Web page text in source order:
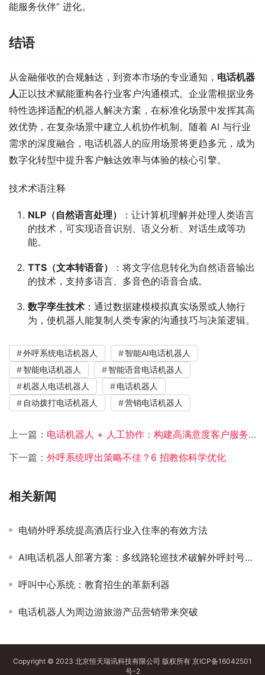
能服务伙伴” 进化。​
结语​
从金融催收的合规触达，到资本市场的专业通知， 电话机器
人正以技术赋能重构各行业客户沟通模式。企业需根据业务
特性选择适配的机器人解决方案，在标准化场景中发挥其高
效优势，在复杂场景中建立人机协作机制。随着 AI 与行业
需求的深度融合，电话机器人的应用场景将更趋多元，成为
数字化转型中提升客户触达效率与体验的核心引擎。​
技术术语注释​
NLP（自然语言处理）
：让计算机理解并处理人类语言
的技术，可实现语音识别、语义分析、对话生成等功
能。​
TTS（文本转语音）
：将文字信息转化为自然语音输出
的技术，支持多语言、多音色的语音合成。​
数字孪生技术 ：通过数据建模模拟真实场景或人物行
为，使机器人能复制人类专家的沟通技巧与决策逻辑。
外呼系统电话机器人
智能AI电话机器人
智能电话机器人
智能语音电话机器人
机器人电话机器人
电话机器人
自动拨打电话机器人
营销电话机器人
上一篇： 电话机器人 + 人工协作：构建高满意度客户服务体系​
下一篇： 外呼系统呼出策略不佳？6 招教你科学优化
相关新闻
电销外呼系统提高酒店行业入住率的有效方法
AI电话机器人部署方案：多线路轮巡技术破解外呼封号困局
呼叫中心系统：教育招生的革新利器​
电话机器人为周边游旅游产品营销带来突破
Copyright © 2023 北京恒天瑞讯科技有限公司 版权所有 京ICP备16042501
号-2